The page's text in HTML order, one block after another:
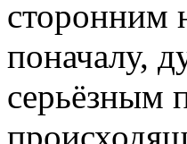
сторонним
поначалу,
серьёзным